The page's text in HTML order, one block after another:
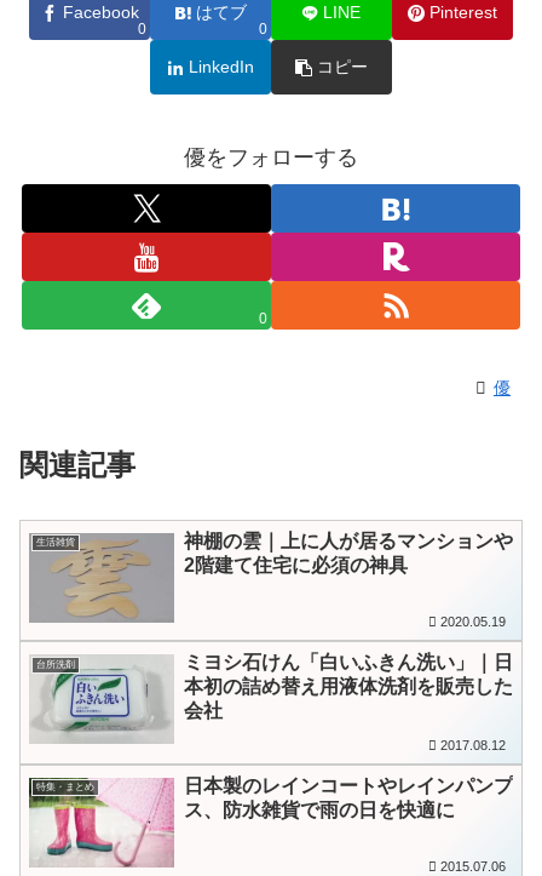
Facebook
0
はてブ
0
LINE Pinterest
LinkedIn コピー
優をフォローする
0
優
関連記事
生活雑貨
神棚の雲｜上に人が居るマンションや
2階建て住宅に必須の神具
2020.05.19
台所洗剤
ミヨシ石けん「白いふきん洗い」｜日
本初の詰め替え用液体洗剤を販売した
会社
2017.08.12
特集・まとめ
日本製のレインコートやレインパンプ
ス、防水雑貨で雨の日を快適に
2015.07.06